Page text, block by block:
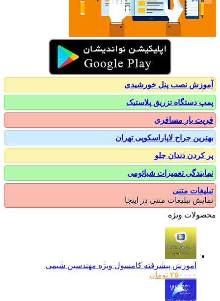
نصب پنل خورشیدی
دستگاه تزریق پلاستیک
بار مسافری
جراح لاپاراسکوپی تهران
دندان جلو
تعمیرات شیائومی
متنی
تبلیغات متنی در اینجا
ویژه
آموزش پیشرفته کامسول ویژه مهندسین شیمی
۲۵۰۰۰۰ تومان